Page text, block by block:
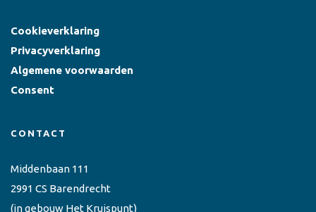
Cookieverklaring
Privacyverklaring
Algemene voorwaarden
Consent
CONTACT
Middenbaan 111
2991 CS Barendrecht
(in gebouw Het Kruispunt)